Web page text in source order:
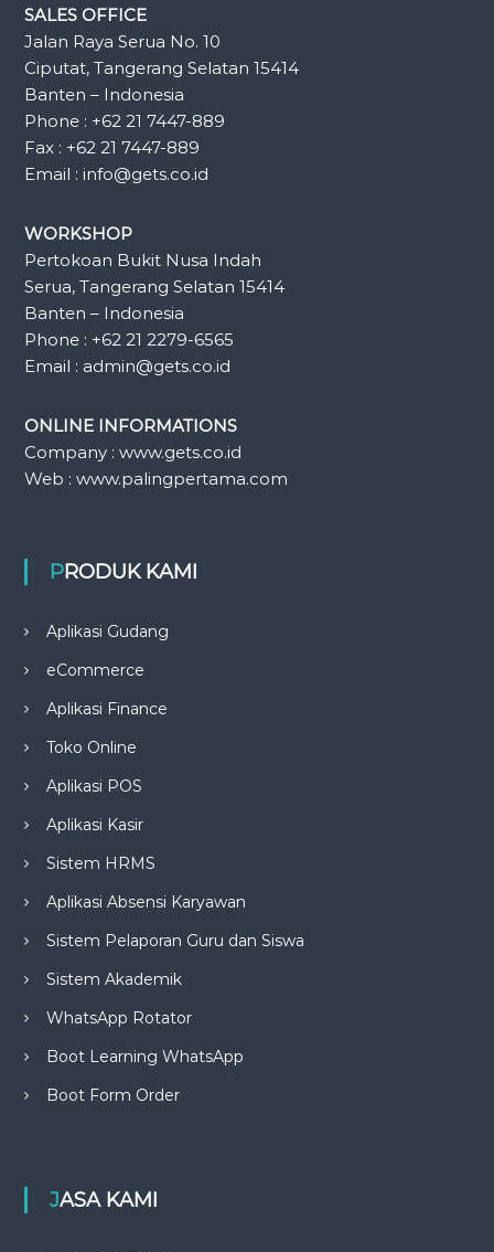
SALES OFFICE
Jalan Raya Serua No. 10
Ciputat, Tangerang Selatan 15414
Banten – Indonesia
Phone : +62 21 7447-889
Fax : +62 21 7447-889
Email : info@gets.co.id
WORKSHOP
Pertokoan Bukit Nusa Indah
Serua, Tangerang Selatan 15414
Banten – Indonesia
Phone : +62 21 2279-6565
Email : admin@gets.co.id
ONLINE INFORMATIONS
Company : www.gets.co.id
Web : www.palingpertama.com
PRODUK KAMI
Aplikasi Gudang
eCommerce
Aplikasi Finance
Toko Online
Aplikasi POS
Aplikasi Kasir
Sistem HRMS
Aplikasi Absensi Karyawan
Sistem Pelaporan Guru dan Siswa
Sistem Akademik
WhatsApp Rotator
Boot Learning WhatsApp
Boot Form Order
JASA KAMI